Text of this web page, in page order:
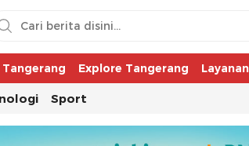
Explore Tangerang
Sport